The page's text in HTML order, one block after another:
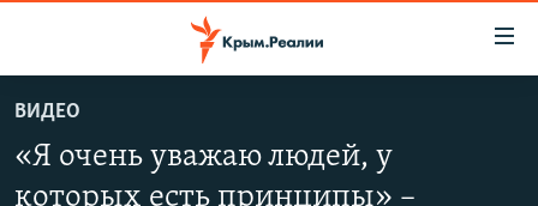
основному
содержанию
НОВОСТИ
СПЕЦПРОЕКТЫ
ВИДЕО
«Я очень уважаю людей, у
которых есть принципы» –